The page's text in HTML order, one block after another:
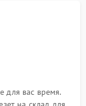
для вас время.